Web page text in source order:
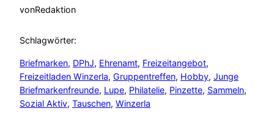
vonRedaktion
Schlagwörter:
Briefmarken, DPhJ, Ehrenamt, Freizeitangebot
Freizeitladen Winzerla, Gruppentreffen, Hobby, Junge
Briefmarkenfreunde, Lupe, Philatelie, Pinzette, Sammeln
Sozial Aktiv, Tauschen, Winzerla